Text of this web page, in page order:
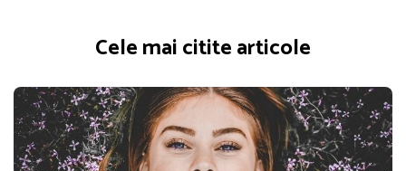
Cele mai citite articole